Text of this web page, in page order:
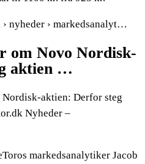
nyheder › markedsanalyt…
om Novo Nordisk-
aktien …
aktien: Derfor steg
Nyheder –
markedsanalytiker Jacob